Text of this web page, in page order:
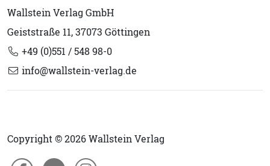
Wallstein Verlag GmbH
Geiststraße 11, 37073 Göttingen
+49 (0)551 / 548 98-0
info@wallstein-verlag.de
Copyright © 2026 Wallstein Verlag